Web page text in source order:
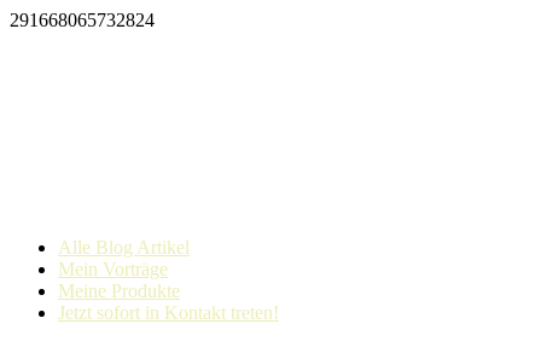
291668065732824
Alle Blog Artikel
Mein Vorträge
Meine Produkte
Jetzt sofort in Kontakt treten!